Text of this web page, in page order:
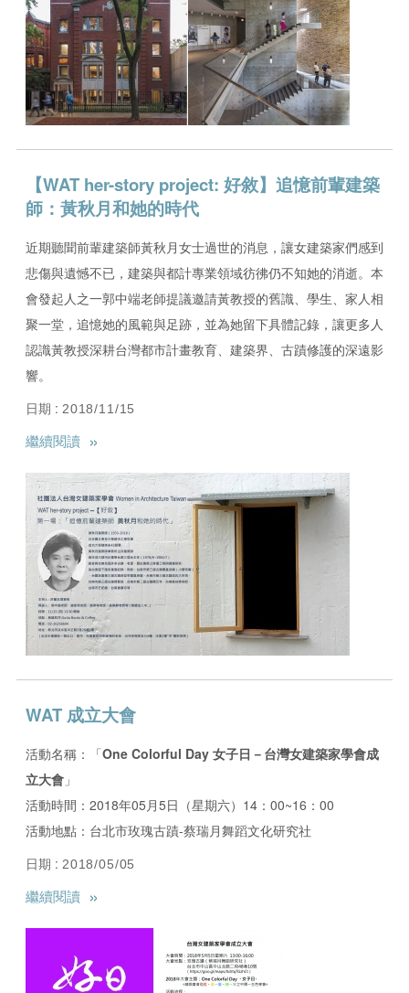
【WAT her-story project: 好敘】追憶前輩建築
師：黃秋月和她的時代
近期聽聞前輩建築師黃秋月女士過世的消息，讓女建築家們感到
悲傷與遺憾不已，建築與都計專業領域彷彿仍不知她的消逝。本
會發起人之一郭中端老師提議邀請黃教授的舊識、學生、家人相
聚一堂，追憶她的風範與足跡，並為她留下具體記錄，讓更多人
認識黃教授深耕台灣都市計畫教育、建築界、古蹟修護的深遠影
響。
日期 : 2018/11/15
繼續閱讀 »
WAT 成立大會
活動名稱：「One Colorful Day 女子日－台灣女建築家學會成
立大會」
活動時間：2018年05月5日（星期六）14：00~16：00
活動地點：台北市玫瑰古蹟-蔡瑞月舞蹈文化研究社
日期 : 2018/05/05
繼續閱讀 »